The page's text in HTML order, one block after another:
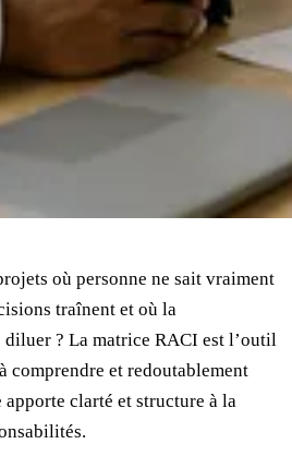
où personne ne sait vraiment
traînent et où la
diluer ? La matrice RACI est l’outil
comprendre et redoutablement
clarté et structure à la